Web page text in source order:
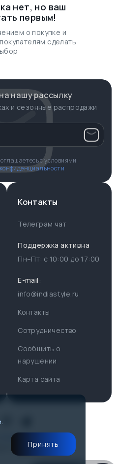
нет, но ваш
первым!
о покупке и
сделать
Принять
нашу рассылку
и сезонные распродажи
с условиями
Контакты
Телеграм чат
Поддержка активна
Пн–Пт: с 10:00 до 17:00
E-mail:
info@indiastyle.ru
Контакты
Сотрудничество
Сообщить о
нарушении
Карта сайта
Публичная оферта
in Flow